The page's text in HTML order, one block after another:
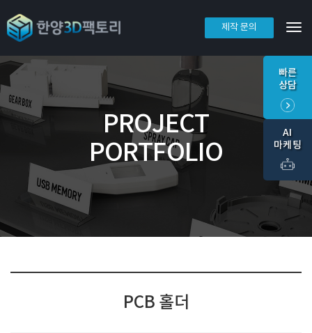
제작 문의
PROJECT
PORTFOLIO
PCB 홀더
빠른
상담
AI
마케팅